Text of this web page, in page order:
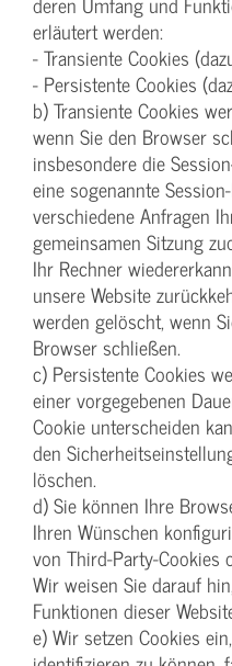
erläutert werden:
- Transiente Cookies
- Persistente Cookies
b) Transiente Cookies
wenn Sie den Browser
insbesondere die
eine sogenannte
verschiedene Anfragen
gemeinsamen Sitzung
Ihr Rechner
unsere Website
werden gelöscht, wenn
Browser schließen.
c) Persistente Cookies
einer vorgegebenen
Cookie unterscheiden
den
löschen.
d) Sie können Ihre
Ihren Wünschen
von Third-Party-Cookies
Wir weisen Sie darauf
Funktionen dieser
e) Wir setzen Cookies